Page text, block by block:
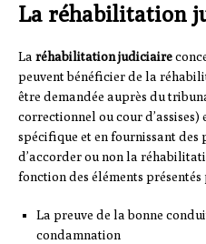
La réhabilitation
La réhabilitation judiciaire
peuvent bénéficier de la
être demandée auprès du
correctionnel ou cour
spécifique et en fournissant des
d’accorder ou non la
fonction des éléments
La preuve de la bonne
condamnation